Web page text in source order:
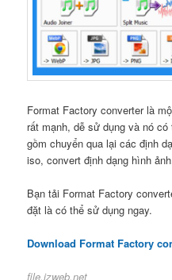
Format Factory converter là
rất mạnh, dễ sử dụng và nó
gồm chuyển qua lại các định
iso, convert định dạng hình
Bạn tải Format Factory
đặt là có thể sử dụng ngay.
Download Format Factory
file.izweb.net